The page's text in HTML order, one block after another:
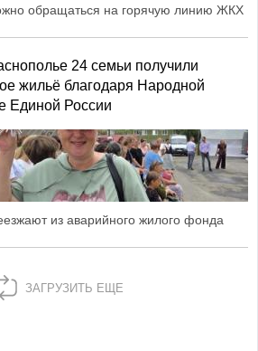
обращаться на горячую линию ЖКХ
24 семьи получили
жильё благодаря Народной
Единой России
из аварийного жилого фонда
ЗАГРУЗИТЬ ЕЩЕ